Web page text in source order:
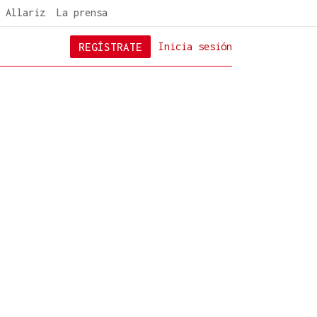
Allariz La prensa
Inicia sesión
REGÍSTRATE